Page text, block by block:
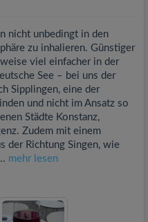
nicht unbedingt in den
zu inhalieren. Günstiger
viel einfacher in der
See – bei uns der
Sipplingen, eine der
und nicht im Ansatz so
Städte Konstanz,
Zudem mit einem
der Richtung Singen, wie
mehr lesen